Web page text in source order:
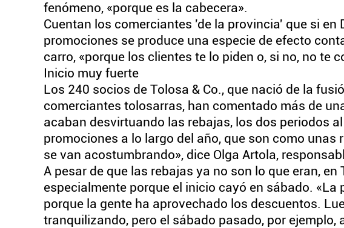
fenómeno, «porque es la cabecera».
Cuentan los comerciantes 'de la provincia' que si en
promociones se produce una especie de efecto
carro, «porque los clientes te lo piden o, si no, no te
Inicio muy fuerte
Los 240 socios de Tolosa & Co., que nació de la
comerciantes tolosarras, han comentado más de
acaban desvirtuando las rebajas, los dos periodos
promociones a lo largo del año, que son como
se van acostumbrando», dice Olga Artola,
A pesar de que las rebajas ya no son lo que eran,
especialmente porque el inicio cayó en sábado.
porque la gente ha aprovechado los descuentos.
tranquilizando, pero el sábado pasado, por